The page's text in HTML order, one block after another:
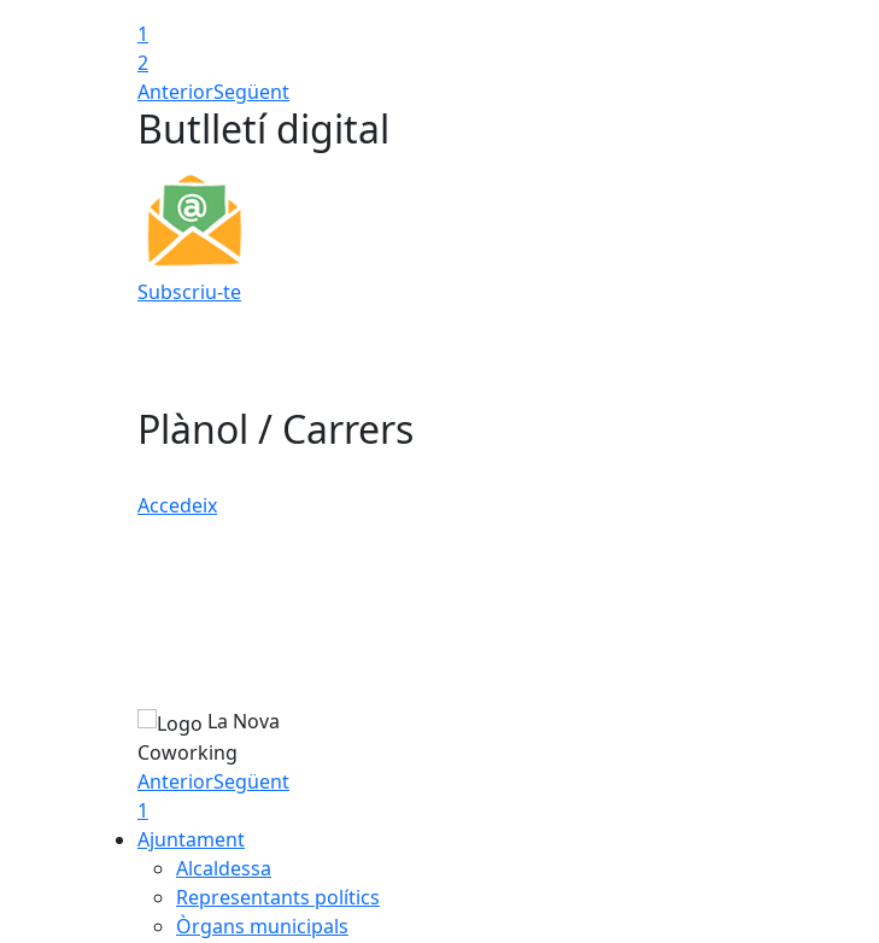
1
2
AnteriorSegüent
Butlletí digital
Subscriu-te
Plànol / Carrers
Accedeix
La Nova
Coworking
AnteriorSegüent
1
Ajuntament
Alcaldessa
Representants polítics
Òrgans municipals